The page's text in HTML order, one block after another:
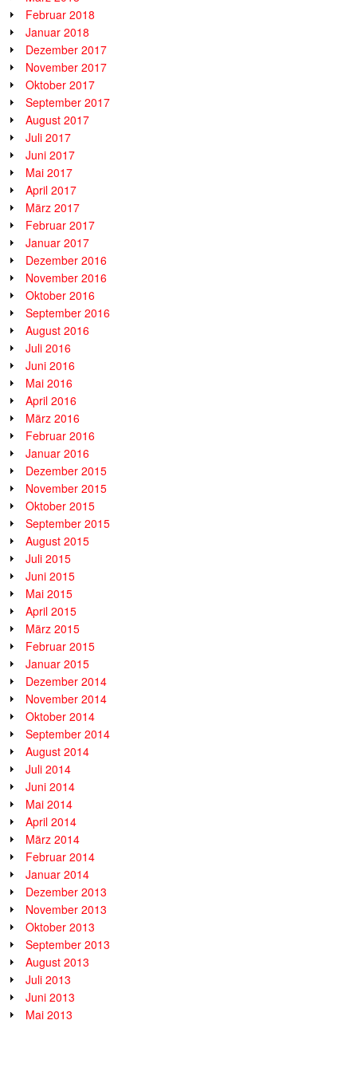
Februar 2018
Januar 2018
Dezember 2017
November 2017
Oktober 2017
September 2017
August 2017
Juli 2017
Juni 2017
Mai 2017
April 2017
März 2017
Februar 2017
Januar 2017
Dezember 2016
November 2016
Oktober 2016
September 2016
August 2016
Juli 2016
Juni 2016
Mai 2016
April 2016
März 2016
Februar 2016
Januar 2016
Dezember 2015
November 2015
Oktober 2015
September 2015
August 2015
Juli 2015
Juni 2015
Mai 2015
April 2015
März 2015
Februar 2015
Januar 2015
Dezember 2014
November 2014
Oktober 2014
September 2014
August 2014
Juli 2014
Juni 2014
Mai 2014
April 2014
März 2014
Februar 2014
Januar 2014
Dezember 2013
November 2013
Oktober 2013
September 2013
August 2013
Juli 2013
Juni 2013
Mai 2013